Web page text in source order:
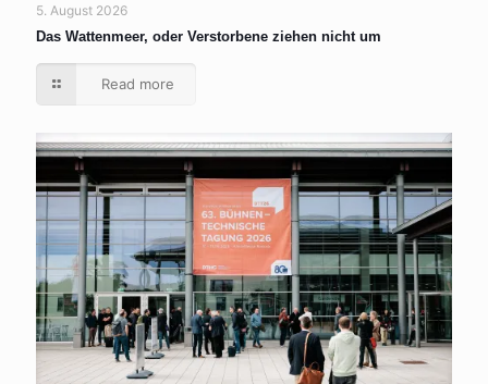
5. August 2026
Das Wattenmeer, oder Verstorbene ziehen nicht um
Read more